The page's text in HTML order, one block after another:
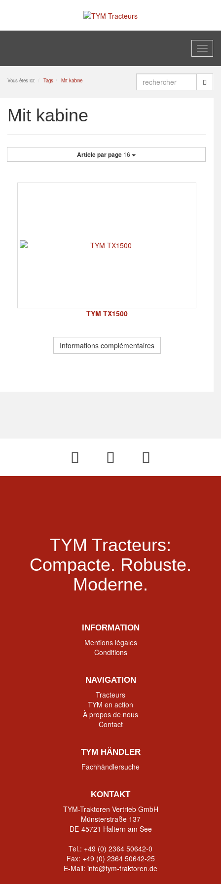
Vous êtes ici: Tags Mit kabine
Mit kabine
Article par page 16
TYM TX1500
Informations complémentaires
TYM Tracteurs:
Compacte. Robuste.
Moderne.
INFORMATION
Mentions légales
Conditions
NAVIGATION
Tracteurs
TYM en action
À propos de nous
Contact
TYM HÄNDLER
Fachhändlersuche
KONTAKT
TYM-Traktoren Vertrieb GmbH
Münsterstraße 137
DE-45721 Haltern am See
Tel.: +49 (0) 2364 50642-0
Fax: +49 (0) 2364 50642-25
E-Mail: info@tym-traktoren.de